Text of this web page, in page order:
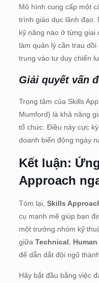
Mô hình cung cấp một
trình giáo dục lãnh đạo.
kỹ năng nào ở từng giai
làm quản lý cần trau
trung vào tư duy chiến
Giải quyết vấn
Trọng tâm của Skills
Mumford) là khả năng
tổ chức. Điều này cực
doanh biến động ngày
Kết luận:
Approach
Tóm lại, Skills
cụ mạnh mẽ giúp bạn
một trưởng nhóm kỹ
giữa Technical Human
để dẫn dắt đội ngũ
Hãy bắt đầu bằng việc